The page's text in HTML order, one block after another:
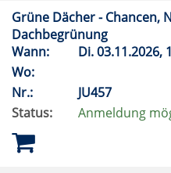
Grüne Dächer - Chancen,
Dachbegrünung
Wann:
Di.03.11.2026,
Wo:
Nr.:
JU457
Status:
Anmeldung